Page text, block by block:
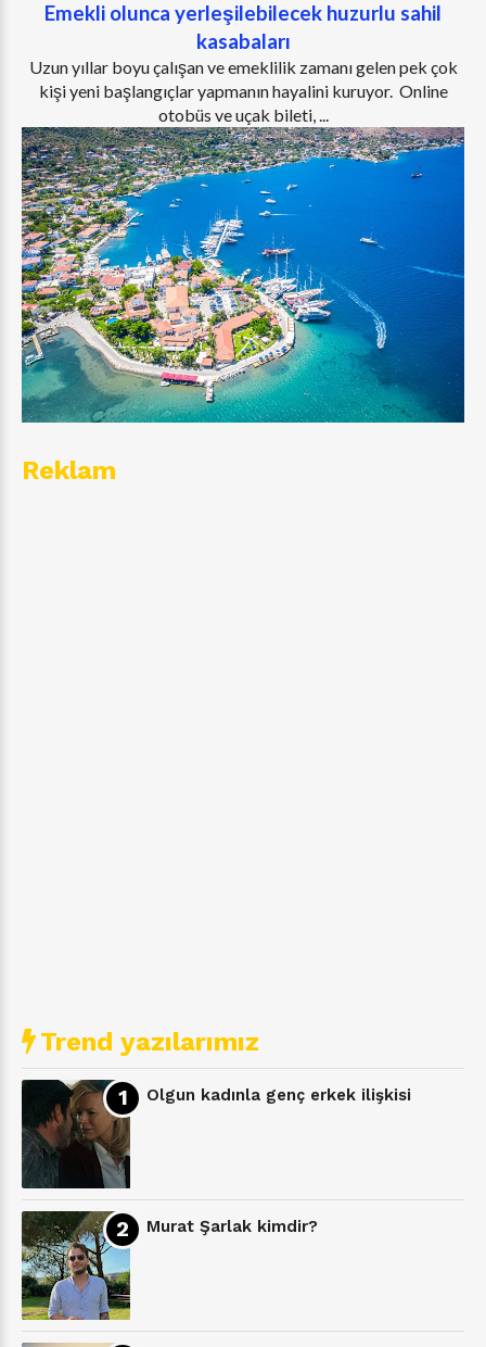
Emekli olunca yerleşilebilecek huzurlu sahil
kasabaları
Uzun yıllar boyu çalışan ve emeklilik zamanı gelen pek çok
kişi yeni başlangıçlar yapmanın hayalini kuruyor. Online
otobüs ve uçak bileti, ...
Reklam
Trend yazılarımız
Olgun kadınla genç erkek ilişkisi
Murat Şarlak kimdir?